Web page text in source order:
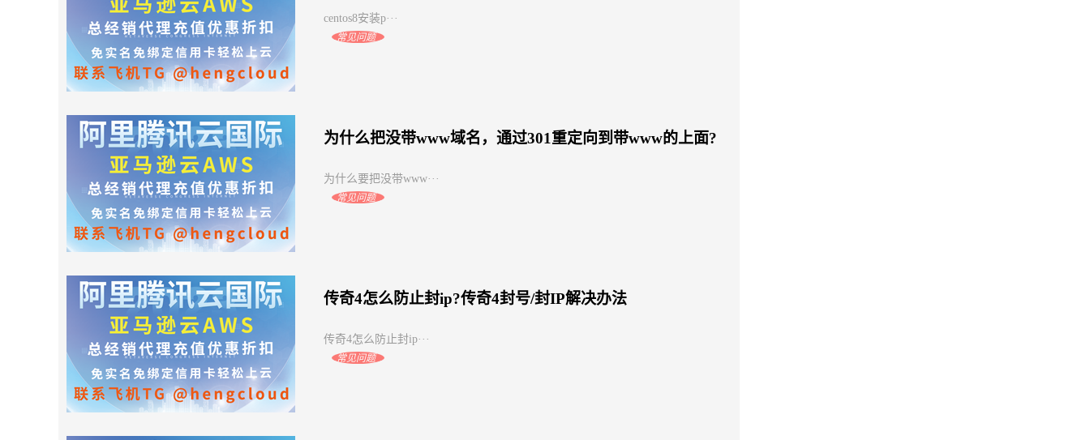
centos8安装p···
常见问题
为什么把没带www域名，通过301重定向到带www的上面?
为什么要把没带www···
常见问题
传奇4怎么防止封ip?传奇4封号/封IP解决办法
传奇4怎么防止封ip···
常见问题